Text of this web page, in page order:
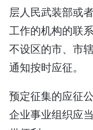
层人民武装部或
工作的机构的联
不设区的市、市
通知按时应征。
预定征集的应征
企业事业组织应